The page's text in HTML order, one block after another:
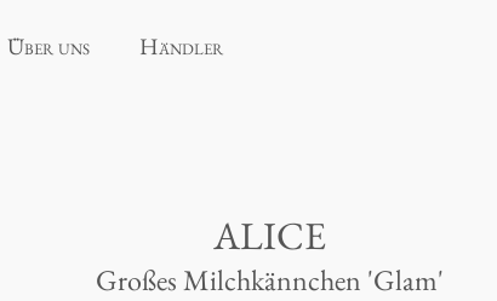
Über uns Händler
ALICE
Großes Milchkännchen 'Glam'